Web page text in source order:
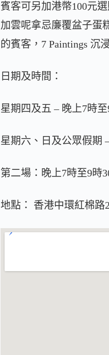
賓客可另加港幣100元
加雲呢拿忌廉覆盆子蛋
的賓客，7 Paintings 沉
日期及時間：
星期四及五 – 晚上7時
星期六、日及公眾假期
第二場：晚上7時至9時
地點： 香港中環紅棉路